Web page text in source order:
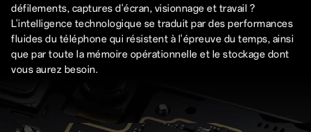
défilements, captures d'écran, visionnage et travail ?
L'intelligence technologique se traduit par des performances
fluides du téléphone qui résistent à l'épreuve du temps, ainsi
que par toute la mémoire opérationnelle et le stockage dont
vous aurez besoin.